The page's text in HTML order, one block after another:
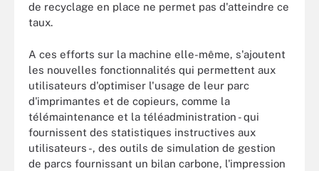
de recyclage en place ne permet pas d'atteindre ce
taux.
A ces efforts sur la machine elle-même, s'ajoutent
les nouvelles fonctionnalités qui permettent aux
utilisateurs d'optimiser l'usage de leur parc
d'imprimantes et de copieurs, comme la
télémaintenance et la téléadministration - qui
fournissent des statistiques instructives aux
utilisateurs -, des outils de simulation de gestion
de parcs fournissant un bilan carbone, l'impression